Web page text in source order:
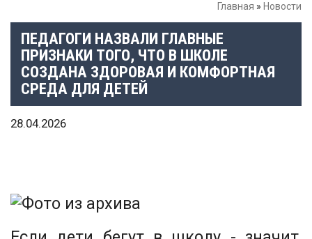
Главная » Новости
ПЕДАГОГИ НАЗВАЛИ ГЛАВНЫЕ
ПРИЗНАКИ ТОГО, ЧТО В ШКОЛЕ
СОЗДАНА ЗДОРОВАЯ И КОМФОРТНАЯ
СРЕДА ДЛЯ ДЕТЕЙ
28.04.2026